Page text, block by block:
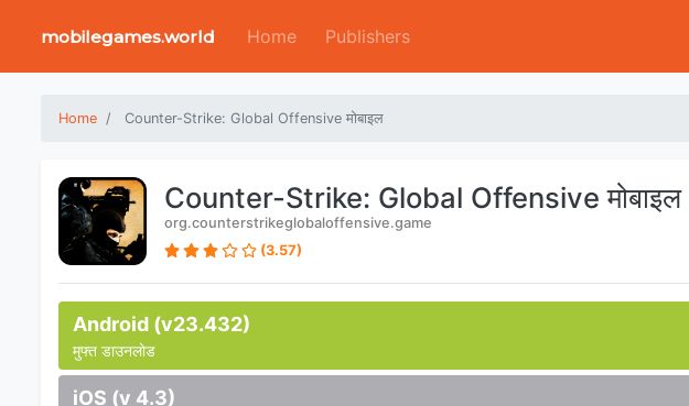
mobilegames.world Home Publishers
Home Counter-Strike: Global Offensive मोबाइल
Counter-Strike: Global Offensive मोबाइल
org.counterstrikeglobaloffensive.game
(3.57)
Android (v23.432)
मुफ्त डाउनलोड
iOS (v 4.3)